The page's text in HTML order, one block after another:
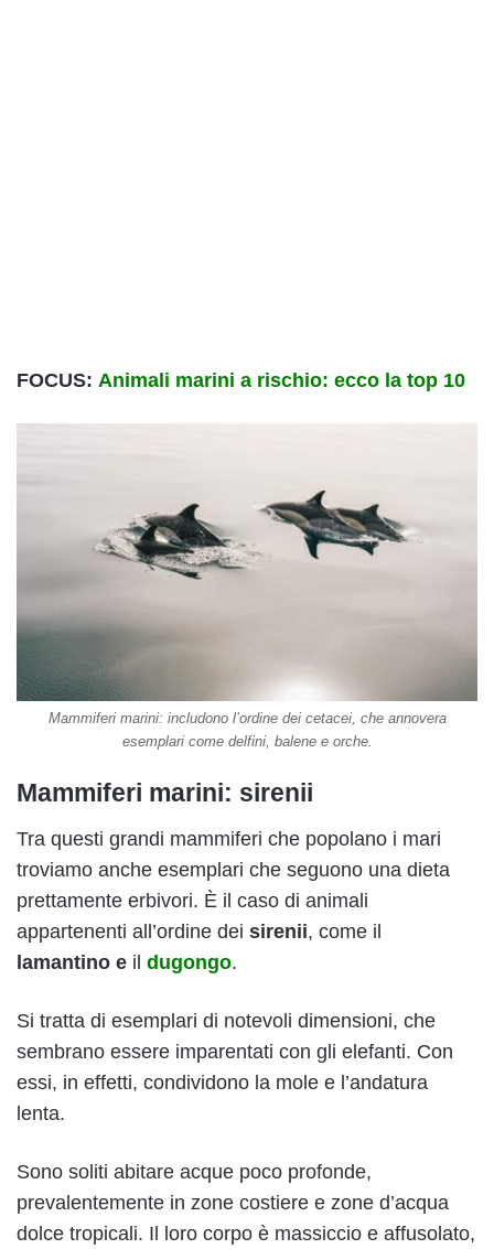
FOCUS: Animali marini a rischio: ecco la top 10
Mammiferi marini: includono l’ordine dei cetacei, che annovera
esemplari come delfini, balene e orche.
Mammiferi marini: sirenii
Tra questi grandi mammiferi che popolano i mari
troviamo anche esemplari che seguono una dieta
prettamente erbivori. È il caso di animali
appartenenti all’ordine dei sirenii, come il
lamantino e il dugongo.
Si tratta di esemplari di notevoli dimensioni, che
sembrano essere imparentati con gli elefanti. Con
essi, in effetti, condividono la mole e l’andatura
lenta.
Sono soliti abitare acque poco profonde,
prevalentemente in zone costiere e zone d’acqua
dolce tropicali. Il loro corpo è massiccio e affusolato,